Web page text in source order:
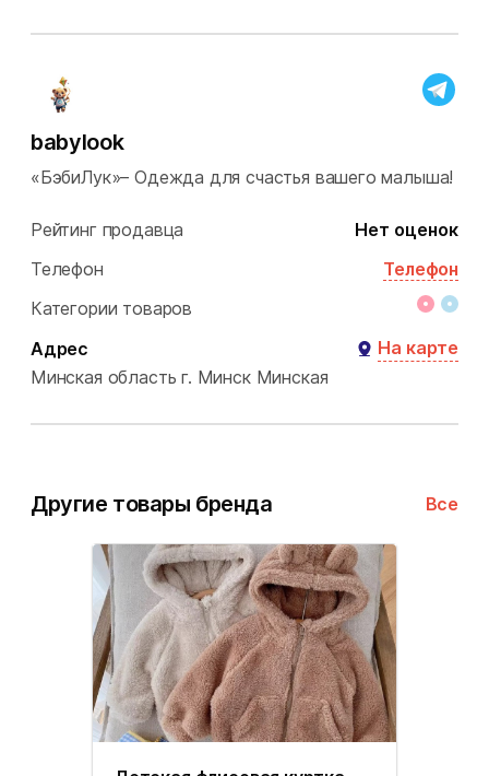
babylook
«БэбиЛук»– Одежда для счастья вашего малыша!
Рейтинг продавца
Нет оценок
Телефон
Телефон
Категории товаров
Адрес
На карте
Минская область г. Минск Минская
Другие товары бренда Все